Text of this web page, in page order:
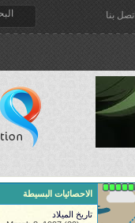
اتصل بنا
الاحصائيات البسيطة
تاريخ الميلاد